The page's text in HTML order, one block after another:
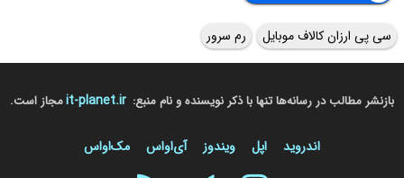
سی پی ارزان کالاف موبایل رم سرور
بازنشر مطالب در رسانه‌ها تنها با ذکر نویسنده و نام منبع: it-planet.irمجاز است.
اندروید اپل ویندوز آی‌او‌اس مک‌او‌اس